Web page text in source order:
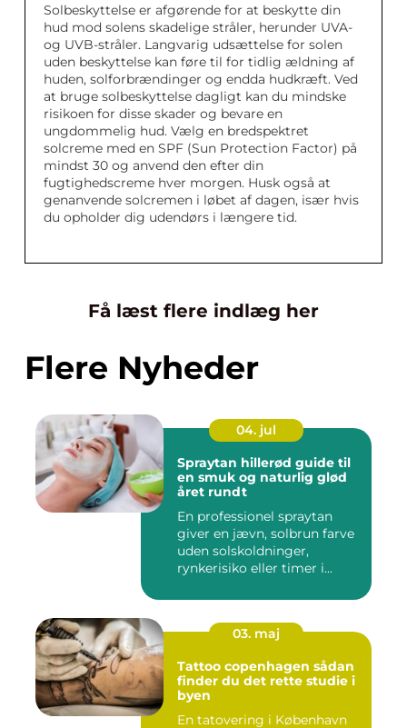
Solbeskyttelse er afgørende for at beskytte din
hud mod solens skadelige stråler, herunder UVA-
og UVB-stråler. Langvarig udsættelse for solen
uden beskyttelse kan føre til for tidlig ældning af
huden, solforbrændinger og endda hudkræft. Ved
at bruge solbeskyttelse dagligt kan du mindske
risikoen for disse skader og bevare en
ungdommelig hud. Vælg en bredspektret
solcreme med en SPF (Sun Protection Factor) på
mindst 30 og anvend den efter din
fugtighedscreme hver morgen. Husk også at
genanvende solcremen i løbet af dagen, især hvis
du opholder dig udendørs i længere tid.
Få læst flere indlæg her
Flere Nyheder
04. jul
Spraytan hillerød guide til
en smuk og naturlig glød
året rundt
En professionel spraytan
giver en jævn, solbrun farve
uden solskoldninger,
rynkerisiko eller timer i...
03. maj
Tattoo copenhagen sådan
finder du det rette studie i
byen
En tatovering i København